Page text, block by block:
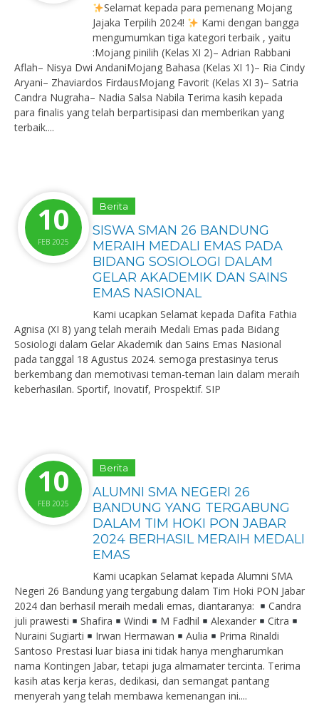
Selamat kepada para pemenang Mojang
Jajaka Terpilih 2024!
Kami dengan bangga
mengumumkan tiga kategori terbaik , yaitu
:Mojang pinilih (Kelas XI 2)– Adrian Rabbani
Aflah– Nisya Dwi AndaniMojang Bahasa (Kelas XI 1)– Ria Cindy
Aryani– Zhaviardos FirdausMojang Favorit (Kelas XI 3)– Satria
Candra Nugraha– Nadia Salsa Nabila Terima kasih kepada
para finalis yang telah berpartisipasi dan memberikan yang
terbaik....
10
FEB 2025
Berita
SISWA SMAN 26 BANDUNG
MERAIH MEDALI EMAS PADA
BIDANG SOSIOLOGI DALAM
GELAR AKADEMIK DAN SAINS
EMAS NASIONAL
Kami ucapkan Selamat kepada Dafita Fathia
Agnisa (XI 8) yang telah meraih Medali Emas pada Bidang
Sosiologi dalam Gelar Akademik dan Sains Emas Nasional
pada tanggal 18 Agustus 2024. semoga prestasinya terus
berkembang dan memotivasi teman-teman lain dalam meraih
keberhasilan. Sportif, Inovatif, Prospektif. SIP ️
10
FEB 2025
Berita
ALUMNI SMA NEGERI 26
BANDUNG YANG TERGABUNG
DALAM TIM HOKI PON JABAR
2024 BERHASIL MERAIH MEDALI
EMAS
Kami ucapkan Selamat kepada Alumni SMA
Negeri 26 Bandung yang tergabung dalam Tim Hoki PON Jabar
2024 dan berhasil meraih medali emas, diantaranya:
Candra
juli prawesti
Shafira Windi M Fadhil Alexander
Citra
Nuraini Sugiarti
Irwan Hermawan Aulia
Prima Rinaldi
Santoso Prestasi luar biasa ini tidak hanya mengharumkan
nama Kontingen Jabar, tetapi juga almamater tercinta. Terima
kasih atas kerja keras, dedikasi, dan semangat pantang
menyerah yang telah membawa kemenangan ini....